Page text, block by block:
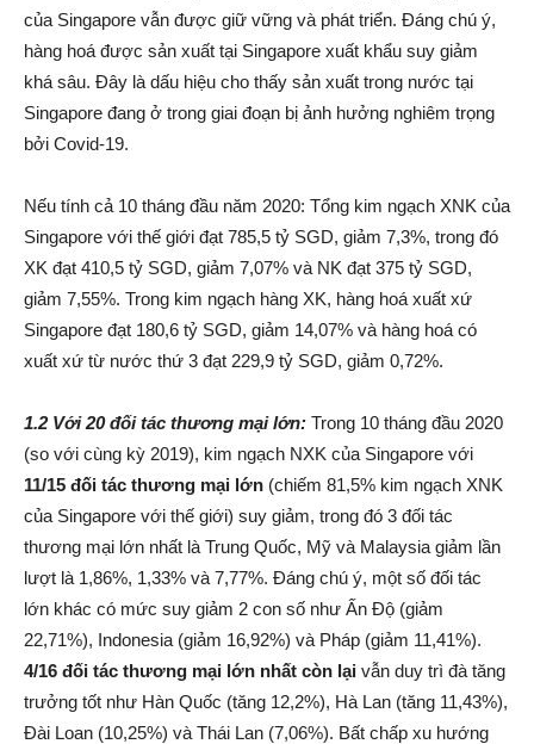
của Singapore vẫn được giữ vững và phát triển. Đáng chú ý,
hàng hoá được sản xuất tại Singapore xuất khẩu suy giảm
khá sâu. Đây là dấu hiệu cho thấy sản xuất trong nước tại
Singapore đang ở trong giai đoạn bị ảnh hưởng nghiêm trọng
bởi Covid-19.
Nếu tính cả 10 tháng đầu năm 2020: Tổng kim ngạch XNK của
Singapore với thế giới đạt 785,5 tỷ SGD, giảm 7,3%, trong đó
XK đạt 410,5 tỷ SGD, giảm 7,07% và NK đạt 375 tỷ SGD,
giảm 7,55%. Trong kim ngạch hàng XK, hàng hoá xuất xứ
Singapore đạt 180,6 tỷ SGD, giảm 14,07% và hàng hoá có
xuất xứ từ nước thứ 3 đạt 229,9 tỷ SGD, giảm 0,72%.
1.2 Với 20 đối tác thương mại lớn: Trong 10 tháng đầu 2020
(so với cùng kỳ 2019), kim ngạch NXK của Singapore với
11/15 đối tác thương mại lớn (chiếm 81,5% kim ngạch XNK
của Singapore với thế giới) suy giảm, trong đó 3 đối tác
thương mại lớn nhất là Trung Quốc, Mỹ và Malaysia giảm lần
lượt là 1,86%, 1,33% và 7,77%. Đáng chú ý, một số đối tác
lớn khác có mức suy giảm 2 con số như Ấn Độ (giảm
22,71%), Indonesia (giảm 16,92%) và Pháp (giảm 11,41%).
4/16 đối tác thương mại lớn nhất còn lại vẫn duy trì đà tăng
trưởng tốt như Hàn Quốc (tăng 12,2%), Hà Lan (tăng 11,43%),
Đài Loan (10,25%) và Thái Lan (7,06%). Bất chấp xu hướng